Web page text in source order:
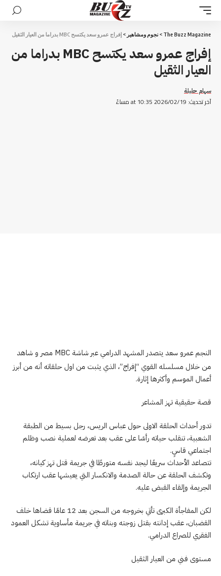
The Buzz Magazine
> نجوم ومشاهير > إفراج عمرو سعد يكتسح MBC بدراما من العيار الثقيل
إفراج عمرو سعد يكتسح MBC بدراما من
العيار الثقيل
آخر تحديث: 2026/02/19 at 10:35 مساءً
سهام حليلة
النجم عمرو سعد يتصدر المشهد الدرامي عبر شاشة MBC مصر و شاهد
من خلال مسلسله القوي “إفراج”، الذي يثبت من اول حلقاته أنه من أبرز
أعمال الموسم وأكثرها إثارة.
قصة حقيقية تهز المشاعر
تدور أحداث الحلقة الاولى حول عباس الريس، رجل بسيط من الطبقة
الشعبية، تنقلب حياته رأسًا على عقب بعد تعرضه لعملية نصب وظلم
اجتماعي قاسٍ.
تتصاعد الأحداث سريعًا ليجد نفسه متورطًا في جريمة قتل تهز كيانه،
وتكشف الحلقة عن حالة الصدمة والانكسار التي يعيشها عقب ارتكاب
الجريمة وإلقاء القبض عليه.
لكن المفاجأة الكبرى تأتي بخروجه من السجن بعد 12 عامًا قضاها خلف
القضبان، عقب إدانته بقتل زوجته وبناته في جريمة مأساوية تشكل العمود
الفقري للصراع الدرامي.
مستوى فني من العيار الثقيل